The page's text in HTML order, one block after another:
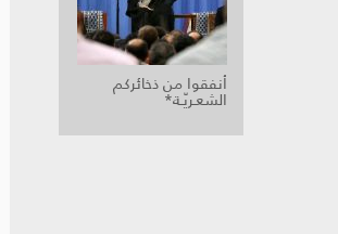
أنفقوا من ذخائركم
الشعـريّـة*